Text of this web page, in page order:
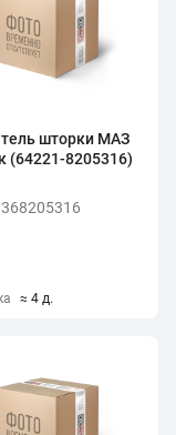
шторки МАЗ
(64221-8205316)
≈ 4 д.